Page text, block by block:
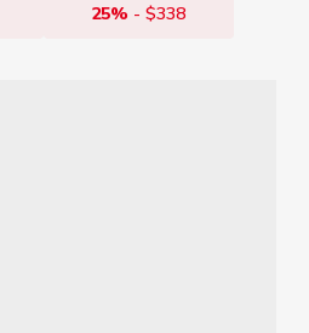
25% -$338